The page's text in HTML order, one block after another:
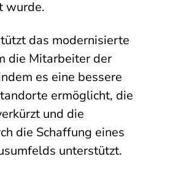
wurde.
das modernisierte
die Mitarbeiter der
es eine bessere
ermöglicht, die
und die
die Schaffung eines
unterstützt.